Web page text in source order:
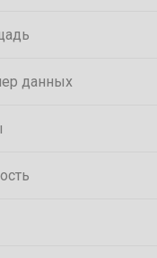
данных